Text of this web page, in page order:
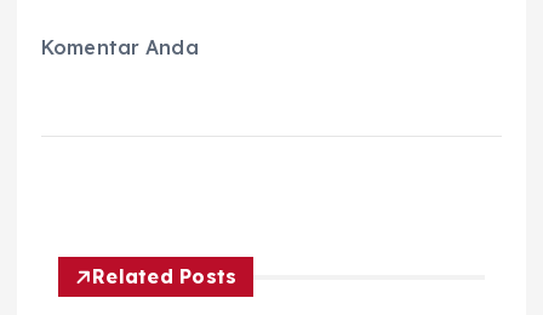
Komentar Anda
Related Posts